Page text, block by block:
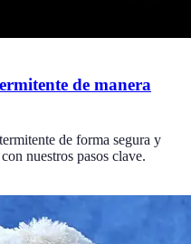
de manera
de forma segura y
nuestros pasos clave.